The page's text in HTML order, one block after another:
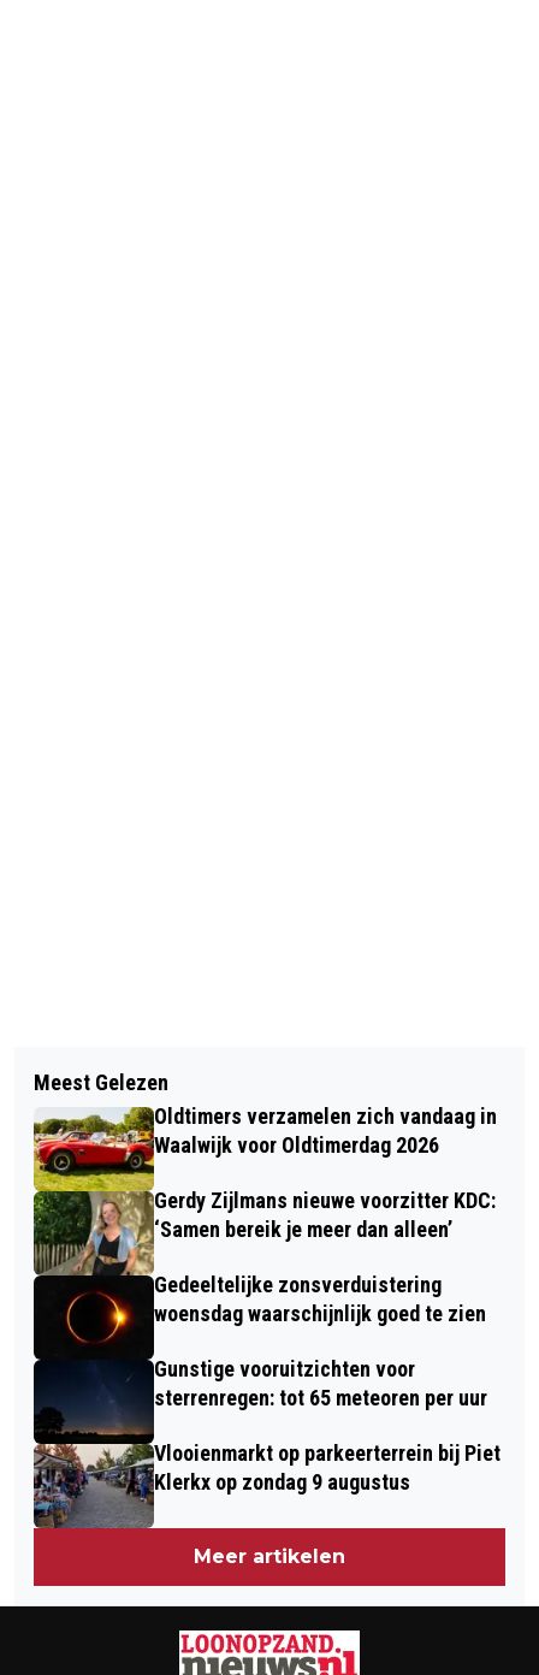
BASISCURSUS FOTOGRAFIE
INFORMATIEMIDDAG ETZ OVER
OOGZIEKTE GLAUCOOM
Meest Gelezen
Oldtimers verzamelen zich vandaag in
Waalwijk voor Oldtimerdag 2026
Gerdy Zijlmans nieuwe voorzitter KDC:
‘Samen bereik je meer dan alleen’
Gedeeltelijke zonsverduistering
woensdag waarschijnlijk goed te zien
Gunstige vooruitzichten voor
sterrenregen: tot 65 meteoren per uur
Vlooienmarkt op parkeerterrein bij Piet
Klerkx op zondag 9 augustus
Meer artikelen